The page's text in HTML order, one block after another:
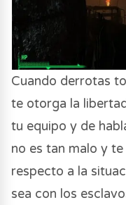
Cuando derrotas
te otorga la
tu equipo y de
no es tan malo y
respecto a la
sea con los